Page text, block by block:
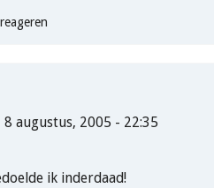
8 augustus, 2005 - 22:35
ik inderdaad!